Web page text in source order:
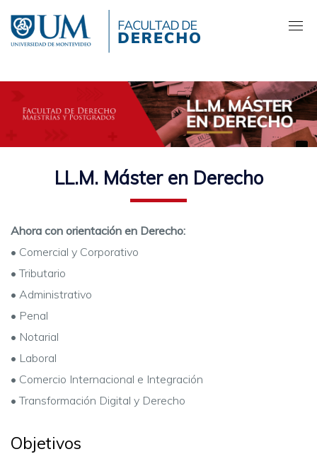
contenido
principal
LL.M. Máster en Derecho
Ahora con orientación en Derecho:
• Comercial y Corporativo
• Tributario
• Administrativo
• Penal
• Notarial
• Laboral
• Comercio Internacional e Integración
• Transformación Digital y Derecho
Objetivos